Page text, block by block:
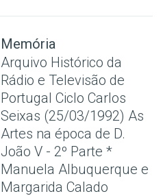
Memória
Arquivo Histórico da
Rádio e Televisão de
Portugal Ciclo Carlos
Seixas (25/03/1992) As
Artes na época de D.
João V - 2º Parte *
Manuela Albuquerque e
Margarida Calado